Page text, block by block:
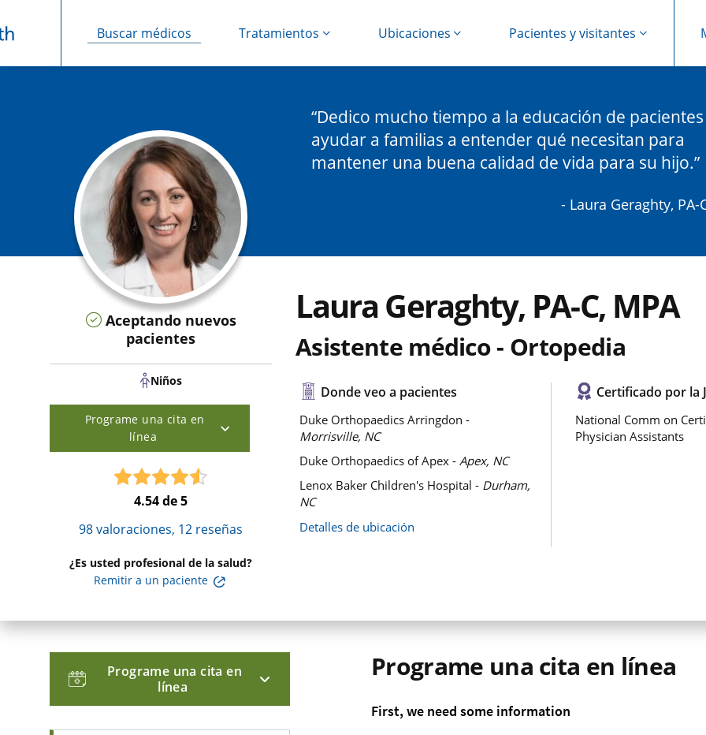
Buscar médicos Tratamientos Ubicaciones Pacientes y visitantes
Aceptando nuevos
pacientes
Niños
Programe una cita en
línea
4.54de 5
98valoraciones, 12 reseñas
¿Es usted profesional de la salud?
Remitir a un paciente
Dedico mucho tiempo a la educación de pacientes
ayudar a familias a entender qué necesitan para
mantener una buena calidad de vida para su hijo.
- Laura Geraghty, PA-
Laura Geraghty, PA-C, MPA
Asistente médico - Ortopedia
Donde veo a pacientes
Duke Orthopaedics Arringdon -
Morrisville, NC
Duke Orthopaedics of Apex - Apex, NC
Lenox Baker Children's Hospital - Durham,
NC
Detalles de ubicación
Certificado por la
National Comm on
Physician Assistants
Programe una cita en
línea
Programe una cita en línea